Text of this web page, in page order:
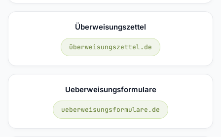
Überweisungszettel
überweisungszettel.de
Ueberweisungsformulare
ueberweisungsformulare.de